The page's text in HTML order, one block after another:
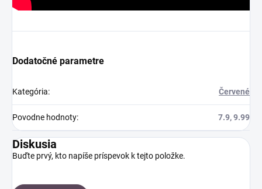
Dodatočné parametre
Kategória: Červené
Povodne hodnoty: 7.9, 9.99
Diskusia
Buďte prvý, kto napíše príspevok k tejto položke.